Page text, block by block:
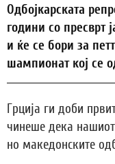
Одбојкарската
години со пресврт
и ќе се бори за
шампионат кој се
Грција ги доби
чинеше дека
но македонските